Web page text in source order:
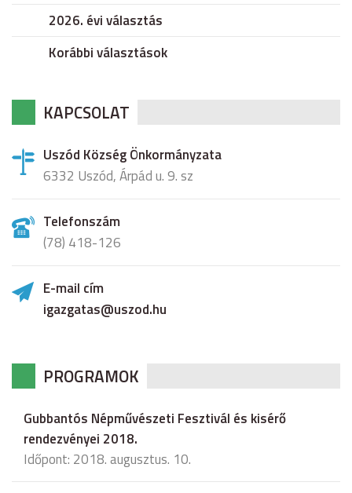
2026. évi választás
Korábbi választások
KAPCSOLAT
Uszód Község Önkormányzata
6332 Uszód, Árpád u. 9. sz
Telefonszám
(78) 418-126
E-mail cím
igazgatas@uszod.hu
PROGRAMOK
Gubbantós Népművészeti Fesztivál és kisérő
rendezvényei 2018.
Időpont: 2018. augusztus. 10.